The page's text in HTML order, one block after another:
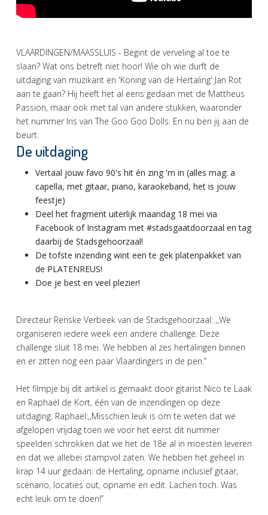
VLAARDINGEN/MAASSLUIS - Begint de verveling al toe te
slaan? Wat ons betreft niet hoor! Wie oh wie durft de
uitdaging van muzikant en 'Koning van de Hertaling' Jan Rot
aan te gaan? Hij heeft het al eens gedaan met de Mattheus
Passion, maar ook met tal van andere stukken, waaronder
het nummer Iris van The Goo Goo Dolls. En nu ben jij aan de
beurt.
De uitdaging
Vertaal jouw favo 90's hit én zing 'm in (alles mag: a
capella, met gitaar, piano, karaokeband, het is jouw
feestje)
Deel het fragment uiterlijk maandag 18 mei via
Facebook of Instagram met #stadsgaatdoorzaal en tag
daarbij de Stadsgehoorzaal!
De tofste inzending wint een te gek platenpakket van
de PLATENREUS!
Doe je best en veel plezier!
Directeur Renske Verbeek van de Stadsgehoorzaal: ,,We
organiseren iedere week een andere challenge. Deze
challenge sluit 18 mei. We hebben al zes hertalingen binnen
en er zitten nog een paar Vlaardingers in de pen.’’
Het filmpje bij dit artikel is gemaakt door gitarist Nico te Laak
en Raphaël de Kort, één van de inzendingen op deze
uitdaging. Raphaël:,,Misschien leuk is om te weten dat we
afgelopen vrijdag toen we voor het eerst dit nummer
speelden schrokken dat we het de 18e al in moesten leveren
en dat we allebei stampvol zaten. We hebben het geheel in
krap 14 uur gedaan: de Hertaling, opname inclusief gitaar,
scenario, locaties out, opname en edit. Lachen toch. Was
echt leuk om te doen!’’